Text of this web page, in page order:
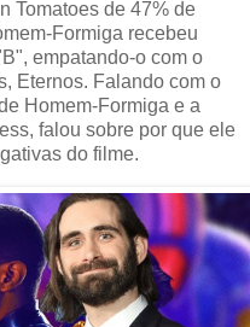
Tomatoes de 47% de
Formiga recebeu
empatando-o com o
Eternos. Falando com o
Homem-Formiga e a
falou sobre por que ele
do filme.